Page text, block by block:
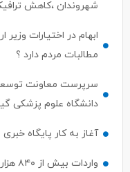
شهروندان ،کاهش
ابهام در اختیارات
مطالبات مردم دارد ؟
سرپرست معاونت توسعه
دانشگاه علوم پزشکی
آغاز به کار پایگاه
واردات بیش از ۸۴۰ هزار تن نهاده دامی از بنادر كاسپین و انزلی